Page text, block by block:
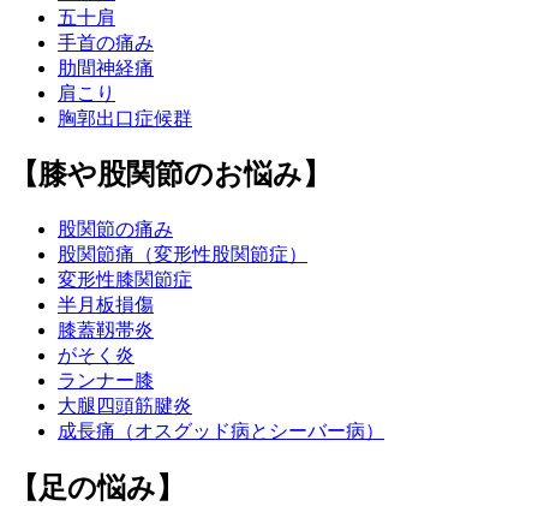
五十肩
手首の痛み
肋間神経痛
肩こり
胸郭出口症候群
【膝や股関節のお悩み】
股関節の痛み
股関節痛（変形性股関節症）
変形性膝関節症
半月板損傷
膝蓋靱帯炎
がそく炎
ランナー膝
大腿四頭筋腱炎
成長痛（オスグッド病とシーバー病）
【足の悩み】